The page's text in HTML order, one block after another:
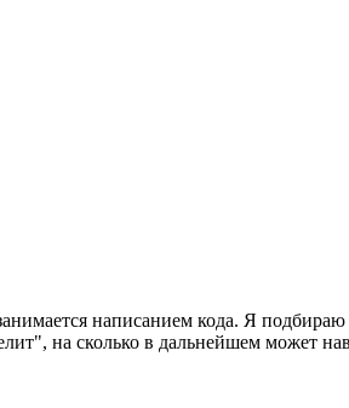
написанием кода. Я
на сколько в дальнейшем может